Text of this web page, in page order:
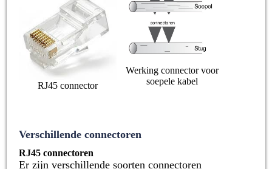
RJ45 connector
Werking connector voor
soepele kabel
Verschillende connectoren
RJ45 connectoren
Er zijn verschillende soorten connectoren